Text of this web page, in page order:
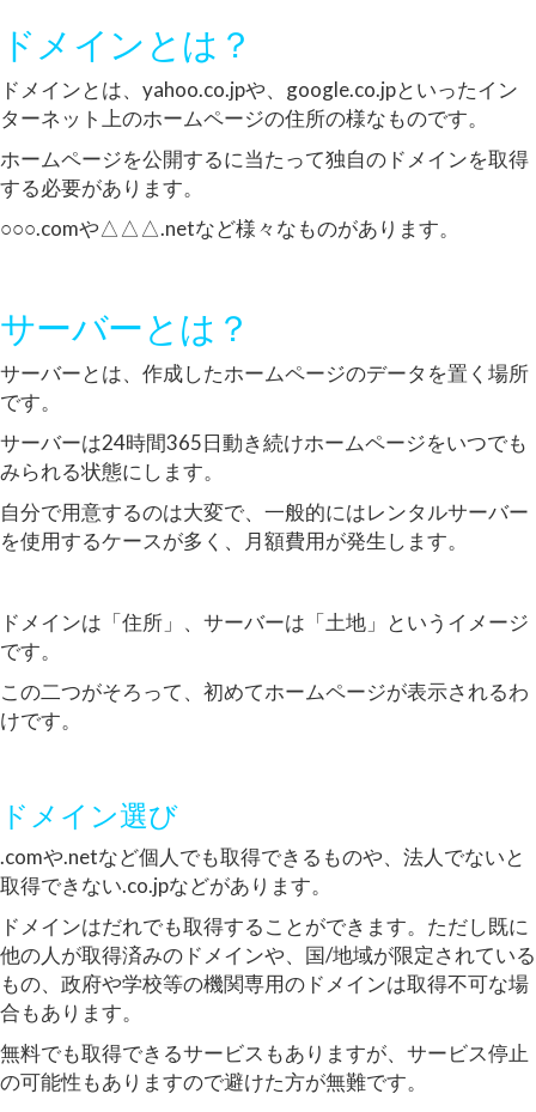
ドメインとは？
ドメインとは、yahoo.co.jpや、google.co.jpといったイン
ターネット上のホームページの住所の様なものです。
ホームページを公開するに当たって独自のドメインを取得
する必要があります。
○○○.comや△△△.netなど様々なものがあります。
サーバーとは？
サーバーとは、作成したホームページのデータを置く場所
です。
サーバーは24時間365日動き続けホームページをいつでも
みられる状態にします。
自分で用意するのは大変で、一般的にはレンタルサーバー
を使用するケースが多く、月額費用が発生します。
ドメインは「住所」、サーバーは「土地」というイメージ
です。
この二つがそろって、初めてホームページが表示されるわ
けです。
ドメイン選び
.comや.netなど個人でも取得できるものや、法人でないと
取得できない.co.jpなどがあります。
ドメインはだれでも取得することができます。ただし既に
他の人が取得済みのドメインや、国/地域が限定されている
もの、政府や学校等の機関専用のドメインは取得不可な場
合もあります。
無料でも取得できるサービスもありますが、サービス停止
の可能性もありますので避けた方が無難です。